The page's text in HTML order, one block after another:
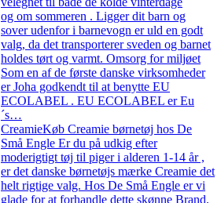
og om sommeren . Ligger dit barn og
sover udenfor i barnevogn er uld en godt
valg, da det transporterer sveden og barnet
holdes tørt og varmt. Omsorg for miljøet
Som en af de første danske virksomheder
er Joha godkendt til at benytte EU
ECOLABEL . EU ECOLABEL er Eu
´s…
CreamieKøb Creamie børnetøj hos De
Små Engle Er du på udkig efter
moderigtigt tøj til piger i alderen 1-14 år ,
er det danske børnetøjs mærke Creamie det
helt rigtige valg. Hos De Små Engle er vi
glade for at forhandle dette skønne Brand.